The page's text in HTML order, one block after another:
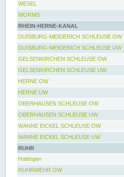
WESEL
WORMS
RHEIN-HERNE-KANAL
DUISBURG-MEIDERICH SCHLEUSE OW
DUISBURG-MEIDERICH SCHLEUSE UW
GELSENKIRCHEN SCHLEUSE OW
GELSENKIRCHEN SCHLEUSE UW
HERNE OW
HERNE UW
OBERHAUSEN SCHLEUSE OW
OBERHAUSEN SCHLEUSE UW
WANNE EICKEL SCHLEUSE OW
WANNE EICKEL SCHLEUSE UW
RUHR
Hattingen
RUHRWEHR OW